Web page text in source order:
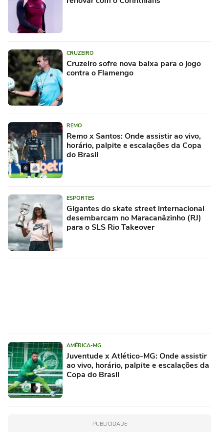
CRUZEIRO
Cruzeiro sofre nova baixa para o jogo
contra o Flamengo
REMO
Remo x Santos: Onde assistir ao vivo,
horário, palpite e escalações da Copa
do Brasil
ESPORTES
Gigantes do skate street internacional
desembarcam no Maracanãzinho (RJ)
para o SLS Rio Takeover
AMÉRICA-MG
Juventude x Atlético-MG: Onde assistir
ao vivo, horário, palpite e escalações da
Copa do Brasil
PUBLICIDADE